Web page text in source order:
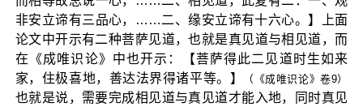
非安立谛有三品心，……二、缘安立谛有十六心。】上面
论文中开示有二种菩萨见道，也就是真见道与相见道，而
在《成唯识论》中也开示：【菩萨得此二见道时生如来
家，住极喜地，善达法界得诸平等。】
（《成唯识论》卷9）
也就是说，需要完成相见道与真见道才能入地，同时真见